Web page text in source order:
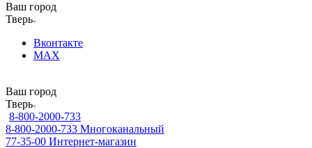
Ваш город
Тверь
Вконтакте
MAX
Ваш город
Тверь
8-800-2000-733
8-800-2000-733 Многоканальный
77-35-00 Интернет-магазин